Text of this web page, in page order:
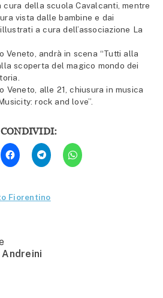
cura della scuola Cavalcanti, mentre
vista dalle bambine e dai
a cura dell’associazione La
Veneto, andrà in scena “Tutti alla
scoperta del magico mondo dei
Veneto, alle 21, chiusura in musica
rock and love”.
CONDIVIDI:
Fai
clic
per
condividere
(Si
apre
Fai
clic
per
condividere
(Si
apre
Fai
clic
per
Fiorentino
Andreini